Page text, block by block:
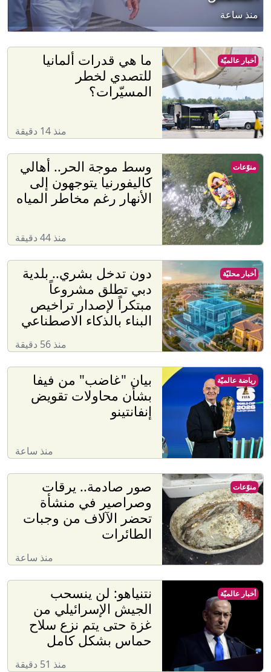
منذ ساعة
ما هي قدرات ألمانيا
للتصدي لخطر
المسيّرات؟
منذ 14 دقيقة
أخبار عالميّة
وسط موجة الحر.. أهالي
كاليفورنيا يتوجهون إلى
الأنهار رغم مخاطر المياه
منذ 44 دقيقة
منوّعات
دون تدخل بشري.. بلدية
دبي تطلق مشروعاً
مبتكراً لإصدار تراخيص
البناء بالذكاء الاصطناعي
منذ 56 دقيقة
أخبار محليّة
بيان "غاضب" من فيفا
بشأن محاولات تقويض
إنفانتينو
منذ ساعة
رياضة عالميّة
صور صادمة.. يرقات
وصراصير في منشأة
تحضر الآلاف من وجبات
الطائرات
منذ ساعة
منوّعات
نتنياهو: لن ينسحب
الجيش الإسرائيلي من
غزة حتى يتم نزع سلاح
حماس بشكل كامل
منذ 51 دقيقة
أخبار عالميّة